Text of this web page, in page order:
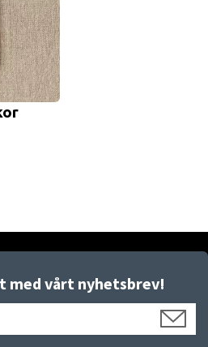
med vårt nyhetsbrev!